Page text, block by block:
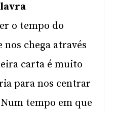
o tempo do
chega através
carta é muito
para nos centrar
tempo em que